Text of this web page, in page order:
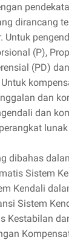
dirancang
Untuk
(P),
(PD)
dan
dan
dibahas
Sistem
Kendali
Sistem
Kestabilan